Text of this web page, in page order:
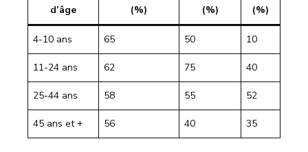
d’âge
(%)
(%)
(%)
4-10 ans 65 50 10
11-24 ans 62 75 40
25-44 ans 58 55 52
45 ans et + 56 40 35